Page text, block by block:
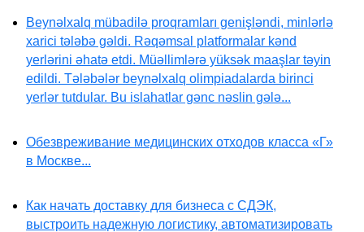
Beynəlxalq mübadilə proqramları genişləndi, minlərlə
xarici tələbə gəldi. Rəqəmsal platformalar kənd
yerlərini əhatə etdi. Müəllimlərə yüksək maaşlar təyin
edildi. Tələbələr beynəlxalq olimpiadalarda birinci
yerlər tutdular. Bu islahatlar gənc nəslin gələ...
Обезвреживание медицинских отходов класса «Г»
в Москве...
Как начать доставку для бизнеса с СДЭК,
выстроить надежную логистику, автоматизировать